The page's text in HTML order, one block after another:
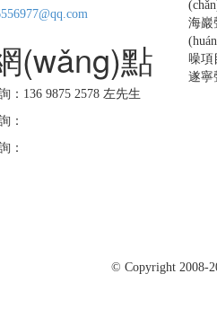
(wǎng)點
：136 9875 2578 左先生
：
：
海巖
噪項
遂寧
© Copyright 2008-